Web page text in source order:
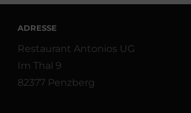
ADRESSE
Restaurant Antonios UG
Im Thal 9
82377 Penzberg